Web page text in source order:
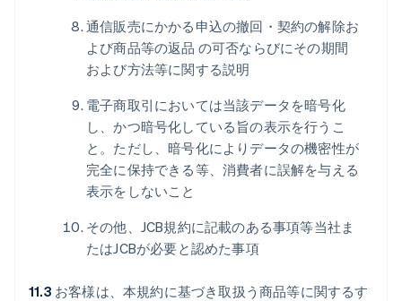
通信販売にかかる申込の撤回・契約の解除お
よび商品等の返品 の可否ならびにその期間
および方法等に関する説明
電子商取引においては当該データを暗号化
し、かつ暗号化している旨の表示を行うこ
と。ただし、暗号化によりデータの機密性が
完全に保持できる等、消費者に誤解を与える
表示をしないこと
その他、JCB規約に記載のある事項等当社ま
たはJCBが必要と認めた事項
11.3 お客様は、本規約に基づき取扱う商品等に関するす